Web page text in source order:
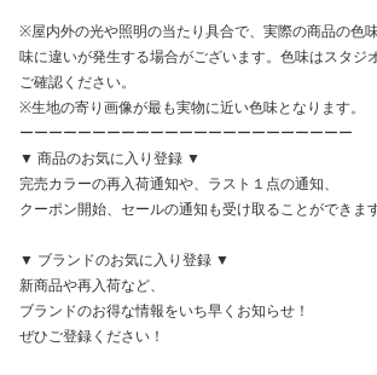
※屋内外の光や照明の当たり具合で、実際の商品の色
味に違いが発生する場合がございます。色味はスタジ
ご確認ください。
※生地の寄り画像が最も実物に近い色味となります。
ーーーーーーーーーーーーーーーーーーーーーーー
▼ 商品のお気に入り登録 ▼
完売カラーの再入荷通知や、ラスト１点の通知、
クーポン開始、セールの通知も受け取ることができます
▼ ブランドのお気に入り登録 ▼
新商品や再入荷など、
ブランドのお得な情報をいち早くお知らせ！
ぜひご登録ください！